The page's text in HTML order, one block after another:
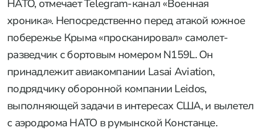
НАТО, отмечает Telegram-канал «Военная
хроника». Непосредственно перед атакой южное
побережье Крыма «просканировал» самолет-
разведчик с бортовым номером N159L. Он
принадлежит авиакомпании Lasai Aviation,
подрядчику оборонной компании Leidos,
выполняющей задачи в интересах США, и вылетел
с аэродрома НАТО в румынской Констанце.